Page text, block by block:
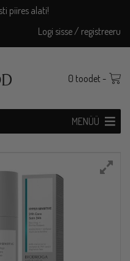
piires alati!
Logi sisse / registreeru
0 toodet -
MENÜÜ